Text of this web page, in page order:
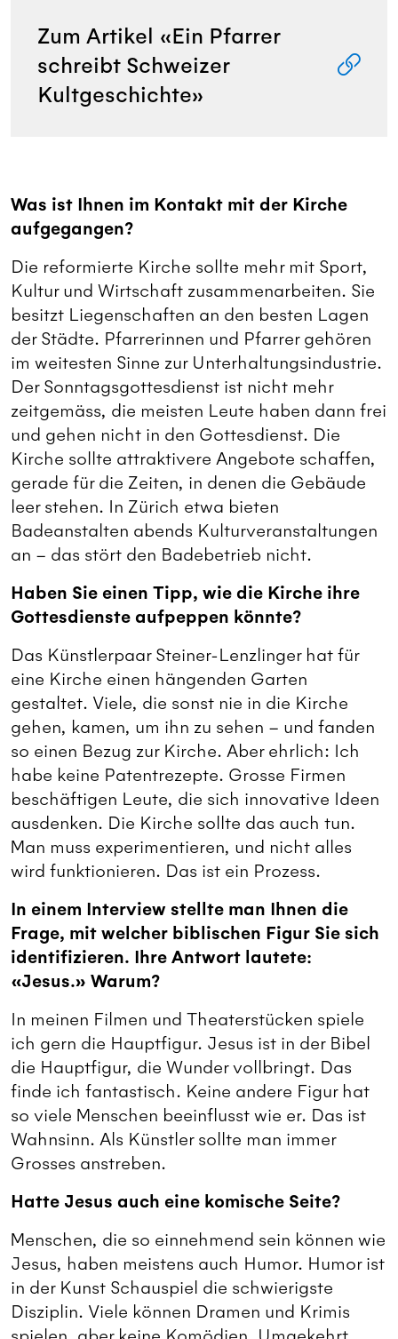
Zum Artikel «Ein Pfarrer
schreibt Schweizer
Kultgeschichte»
Was ist Ihnen im Kontakt mit der Kirche
aufgegangen?
Die reformierte Kirche sollte mehr mit Sport,
Kultur und Wirtschaft zusammenarbeiten. Sie
besitzt Liegenschaften an den besten Lagen
der Städte. Pfarrerinnen und Pfarrer gehören
im weitesten Sinne zur Unterhaltungsindustrie.
Der Sonntagsgottesdienst ist nicht mehr
zeitgemäss, die meisten Leute haben dann frei
und gehen nicht in den Gottesdienst. Die
Kirche sollte attraktivere Angebote schaffen,
gerade für die Zeiten, in denen die Gebäude
leer stehen. In Zürich etwa bieten
Badeanstalten abends Kulturveranstaltungen
an – das stört den Badebetrieb nicht.
Haben Sie einen Tipp, wie die Kirche ihre
Gottesdienste aufpeppen könnte?
Das Künstlerpaar Steiner-Lenzlinger hat für
eine Kirche einen hängenden Garten
gestaltet. Viele, die sonst nie in die Kirche
gehen, kamen, um ihn zu sehen – und fanden
so einen Bezug zur Kirche. Aber ehrlich: Ich
habe keine Patentrezepte. Grosse Firmen
beschäftigen Leute, die sich innovative Ideen
ausdenken. Die Kirche sollte das auch tun.
Man muss experimentieren, und nicht alles
wird funktionieren. Das ist ein Prozess.
In einem Interview stellte man Ihnen die
Frage, mit welcher biblischen Figur Sie sich
identifizieren. Ihre Antwort lautete:
«Jesus.» Warum?
In meinen Filmen und Theaterstücken spiele
ich gern die Hauptfigur. Jesus ist in der Bibel
die Hauptfigur, die Wunder vollbringt. Das
finde ich fantastisch. Keine andere Figur hat
so viele Menschen beeinflusst wie er. Das ist
Wahnsinn. Als Künstler sollte man immer
Grosses anstreben.
Hatte Jesus auch eine komische Seite?
Menschen, die so einnehmend sein können wie
Jesus, haben meistens auch Humor. Humor ist
in der Kunst Schauspiel die schwierigste
Disziplin. Viele können Dramen und Krimis